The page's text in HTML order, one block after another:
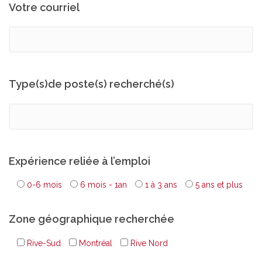
Votre courriel
Type(s)de poste(s) recherché(s)
Expérience reliée à l’emploi
0-6 mois 6 mois - 1an 1 à 3 ans 5 ans et plus
Zone géographique recherchée
Rive-Sud Montréal Rive Nord